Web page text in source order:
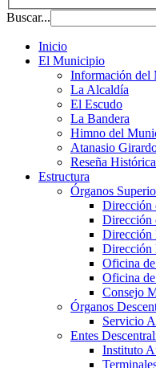
Buscar...
Inicio
El Municipio
Información del
La Alcaldía
El Escudo
La Bandera
Himno del
Atanasio
Reseña
Estructura
Órganos
Dirección
Dirección
Dirección
Dirección
Oficina
Oficina
Consejo
Órganos
Servicio
Entes
Instituto